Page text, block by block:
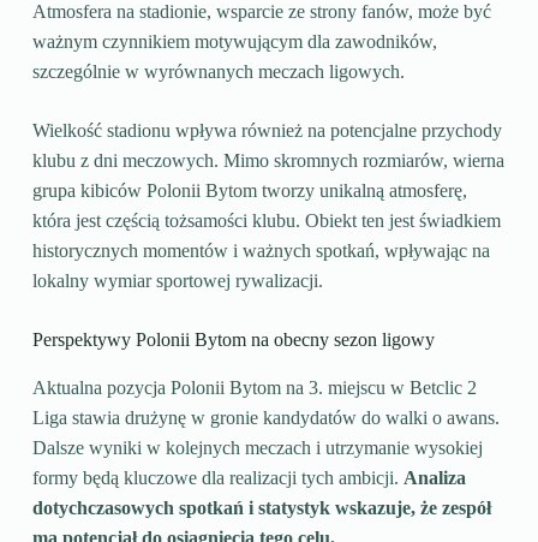
Atmosfera na stadionie, wsparcie ze strony fanów, może być
ważnym czynnikiem motywującym dla zawodników,
szczególnie w wyrównanych meczach ligowych.
Wielkość stadionu wpływa również na potencjalne przychody
klubu z dni meczowych. Mimo skromnych rozmiarów, wierna
grupa kibiców Polonii Bytom tworzy unikalną atmosferę,
która jest częścią tożsamości klubu. Obiekt ten jest świadkiem
historycznych momentów i ważnych spotkań, wpływając na
lokalny wymiar sportowej rywalizacji.
Perspektywy Polonii Bytom na obecny sezon ligowy
Aktualna pozycja Polonii Bytom na 3. miejscu w Betclic 2
Liga stawia drużynę w gronie kandydatów do walki o awans.
Dalsze wyniki w kolejnych meczach i utrzymanie wysokiej
formy będą kluczowe dla realizacji tych ambicji. Analiza
dotychczasowych spotkań i statystyk wskazuje, że zespół